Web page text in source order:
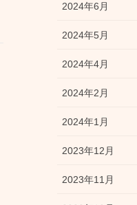
2024年6月
2024年5月
2024年4月
2024年2月
2024年1月
2023年12月
2023年11月